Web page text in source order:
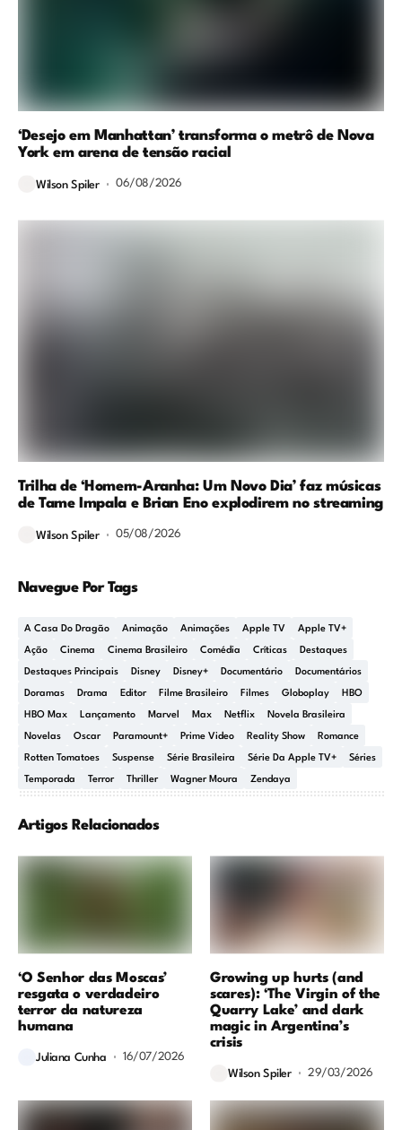
‘Desejo em Manhattan’ transforma o metrô de Nova
York em arena de tensão racial
Wilson Spiler 06/08/2026
Trilha de ‘Homem-Aranha: Um Novo Dia’ faz músicas
de Tame Impala e Brian Eno explodirem no streaming
Wilson Spiler 05/08/2026
Navegue Por Tags
A Casa Do Dragão Animação Animações Apple TV Apple TV+
Ação Cinema Cinema Brasileiro Comédia Críticas Destaques
Destaques Principais Disney Disney+ Documentário Documentários
Doramas Drama Editor Filme Brasileiro Filmes Globoplay HBO
HBO Max Lançamento Marvel Max Netflix Novela Brasileira
Novelas Oscar Paramount+ Prime Video Reality Show Romance
Rotten Tomatoes Suspense Série Brasileira Série Da Apple TV+ Séries
Temporada Terror Thriller Wagner Moura Zendaya
Artigos Relacionados
‘O Senhor das Moscas’
resgata o verdadeiro
terror da natureza
humana
Juliana Cunha 16/07/2026
Growing up hurts (and
scares): ‘The Virgin of the
Quarry Lake’ and dark
magic in Argentina’s
crisis
Wilson Spiler 29/03/2026